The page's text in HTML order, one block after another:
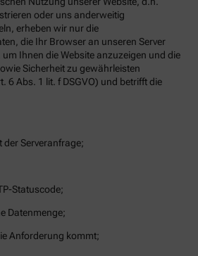
oder uns anderweitig
erheben wir nur die
die Ihr Browser an unseren Server
Ihnen die Website anzuzeigen und die
Sicherheit zu gewährleisten
6 Abs. 1 lit. f DSGVO) und betrifft die
der Serveranfrage;
Statuscode;
Datenmenge;
Anforderung kommt;